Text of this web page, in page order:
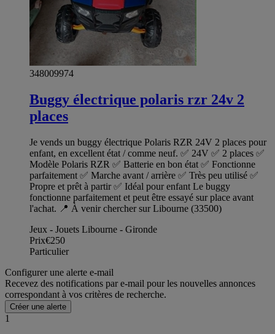
348009974
Buggy électrique polaris rzr 24v 2
places
Je vends un buggy électrique Polaris RZR 24V 2 places pour
enfant, en excellent état / comme neuf. ✅ 24V ✅ 2 places ✅
Modèle Polaris RZR ✅ Batterie en bon état ✅ Fonctionne
parfaitement ✅ Marche avant / arrière ✅ Très peu utilisé ✅
Propre et prêt à partir ✅ Idéal pour enfant Le buggy
fonctionne parfaitement et peut être essayé sur place avant
l'achat. 📍 À venir chercher sur Libourne (33500)
Jeux - Jouets Libourne - Gironde
Prix€250
Particulier
Configurer une alerte e-mail
Recevez des notifications par e-mail pour les nouvelles annonces
correspondant à vos critères de recherche.
Créer une alerte
1